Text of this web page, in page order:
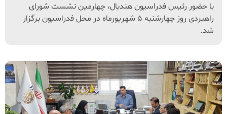
با حضور رئیس فدراسیون هندبال، چهارمین نشست شورای
راهبردی روز چهارشنبه 5 شهریورماه در محل فدراسیون برگزار
شد.